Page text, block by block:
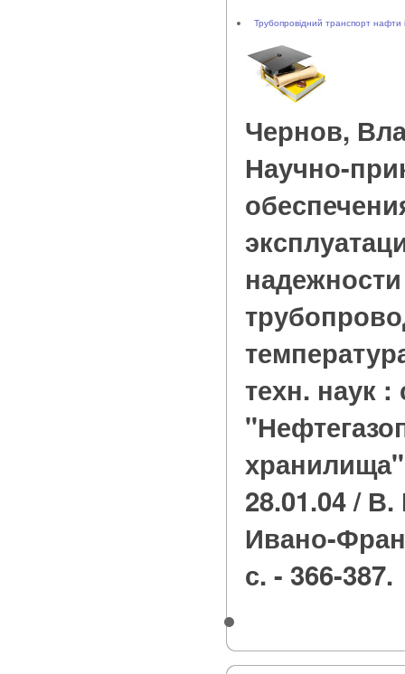
Трубопровідний транспорт
Чернов,
Научно-
техн. наук :
хранилища"
28.01.04 /
Ивано-
с. - 366-387.